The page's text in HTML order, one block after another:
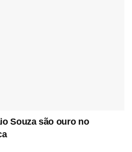
Souza são ouro no